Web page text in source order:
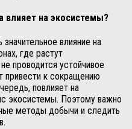
влияет на экосистемы?
влияние на
где растут
проводится устойчивое
привести к сокращению
повлияет на
экосистемы. Поэтому важно
методы добычи и следить